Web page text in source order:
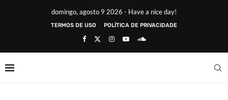
domingo, agosto 9 2026 - Have a nice day!
TERMOS DE USO POLÍTICA DE PRIVACIDADE